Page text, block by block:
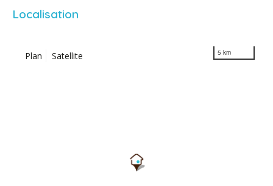
Localisation
Plan Satellite 5 km